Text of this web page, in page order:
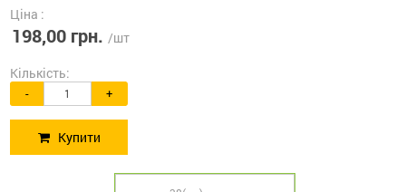
Ціна :
198,00 грн. /шт
Кількість:
- +
Купити